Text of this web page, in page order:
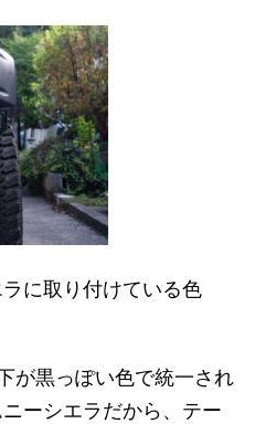
に取り付けている色
が黒っぽい色で統一され
ーシエラだから、テー